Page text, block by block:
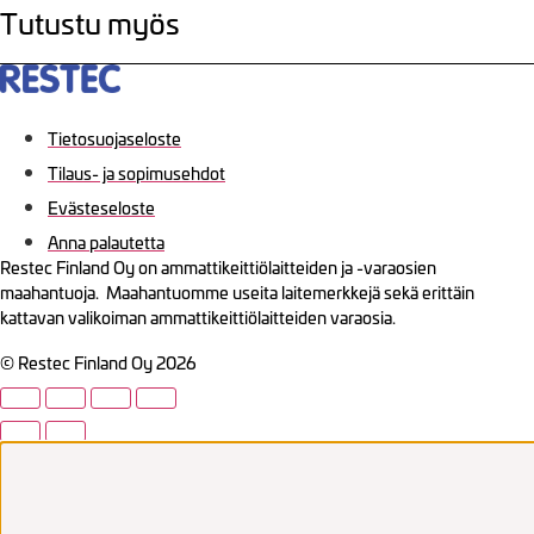
Tutustu myös
Tietosuojaseloste
Tilaus- ja sopimusehdot
Evästeseloste
Anna palautetta
Restec Finland Oy on ammattikeittiölaitteiden ja -varaosien
maahantuoja. Maahantuomme useita laitemerkkejä sekä erittäin
kattavan valikoiman ammattikeittiölaitteiden varaosia.
© Restec Finland Oy 2026